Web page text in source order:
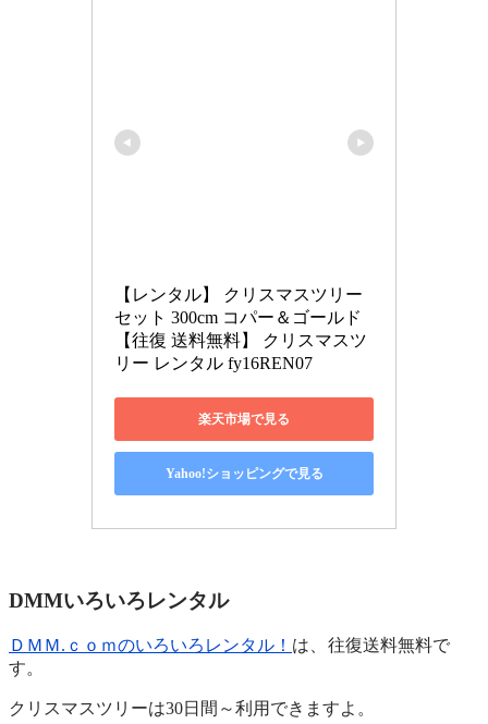
【レンタル】 クリスマスツリー
セット 300cm コパー＆ゴールド
【往復 送料無料】 クリスマスツ
リー レンタル fy16REN07
楽天市場で見る
Yahoo!ショッピングで見る
DMMいろいろレンタル
ＤＭＭ.ｃｏｍのいろいろレンタル！ は、 往復送料無料で
す。
クリスマスツリーは30日間～利用できますよ。